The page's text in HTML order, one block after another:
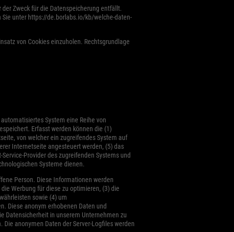
Zweck für die Datenspeicherung entfällt.
unter https://de.borlabs.io/kb/welche-daten-
von Cookies einzuholen. Rechtsgrundlage
System eine Reihe von
Erfasst werden können die (1)
von welcher ein zugreifendes System auf
Internetseite angesteuert werden, (5) das
Provider des zugreifenden Systems und
Systeme dienen.
Person. Diese Informationen werden
Werbung für diese zu optimieren, (3) die
sowie (4) um
Diese anonym erhobenen Daten und
Datensicherheit in unserem Unternehmen zu
anonymen Daten der Server-Logfiles werden